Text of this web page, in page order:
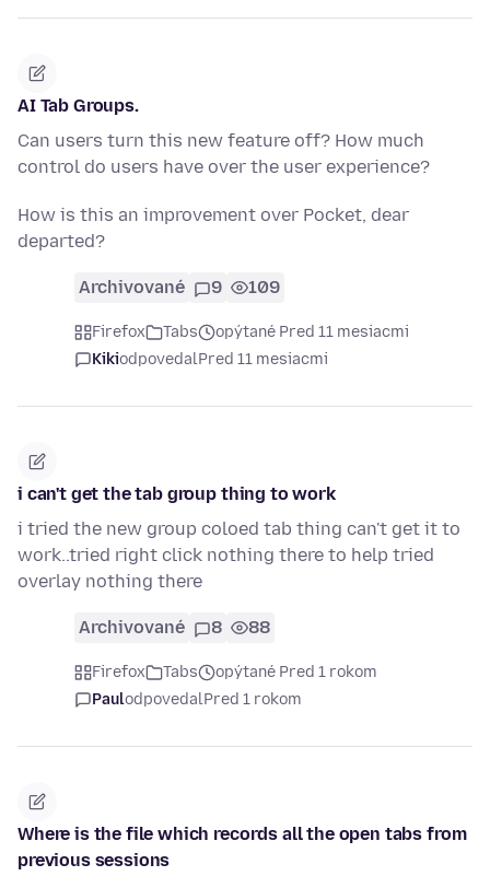
AI Tab Groups.
Can users turn this new feature off? How much
control do users have over the user experience?
How is this an improvement over Pocket, dear
departed?
Archivované 9 109
Firefox Tabs
opýtané Pred 11 mesiacmi
KikiodpovedalPred 11 mesiacmi
i can't get the tab group thing to work
i tried the new group coloed tab thing can't get it to
work..tried right click nothing there to help tried
overlay nothing there
Archivované 8 88
Firefox Tabs
opýtané Pred 1 rokom
PaulodpovedalPred 1 rokom
Where is the file which records all the open tabs from
previous sessions